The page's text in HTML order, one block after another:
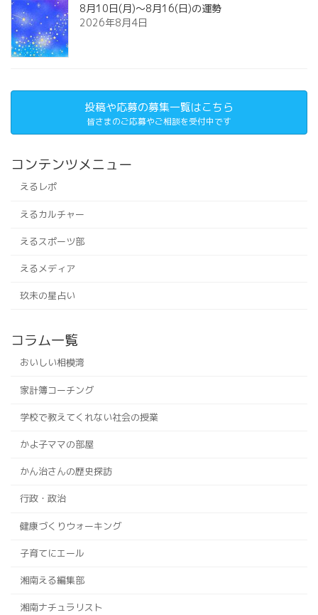
8月10日(月)～8月16(日)の運勢
2026年8月4日
投稿や応募の募集一覧はこちら
皆さまのご応募やご相談を受付中です
コンテンツメニュー
えるレポ
えるカルチャー
えるスポーツ部
えるメディア
玖未の星占い
コラム一覧
おいしい相模湾
家計簿コーチング
学校で教えてくれない社会の授業
かよ子ママの部屋
かん治さんの歴史探訪
行政・政治
健康づくりウォーキング
子育てにエール
湘南える編集部
湘南ナチュラリスト